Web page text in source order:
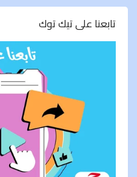
تابعنا على تيك توك